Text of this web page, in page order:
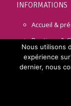
INFORMATIONS
Accueil &
Boutique &
Nos
Contact &
Nous utilisons
expérience
dernier, nous